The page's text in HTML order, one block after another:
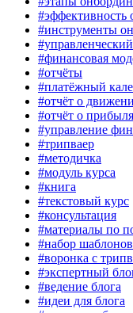
#эффективность
#инструменты
#финансовая
#отчёты
#платёжный
#отчёт о
#отчёт о
#управление
#трипваер
#методичка
#модуль курса
#книга
#текстовый курс
#консультация
#материалы по
#набор шаблонов
#воронка с
#экспертный
#ведение блога
#идеи для блога